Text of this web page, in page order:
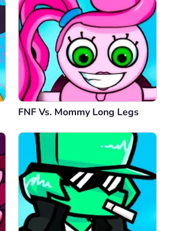
Comentario
FNF Vs. Mommy Long Legs